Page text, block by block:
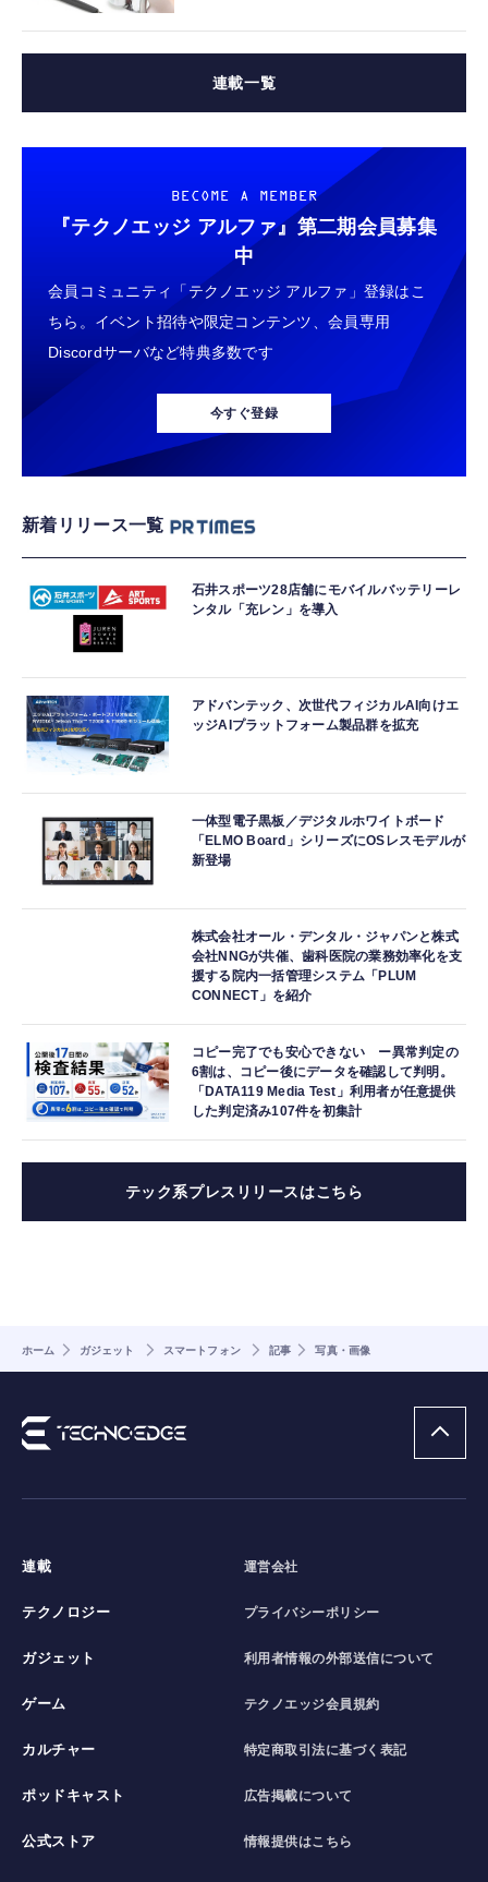
連載一覧
BECOME A MEMBER
『テクノエッジ アルファ』 第二期会員募集
中
会員コミュニティ「テクノエッジ アルファ」登録はこ
ちら。イベント招待や限定コンテンツ、会員専用
Discordサーバなど特典多数です
今すぐ登録
新着リリース一覧
石井スポーツ28店舗にモバイルバッテリーレ
ンタル「充レン」を導入
アドバンテック、次世代フィジカルAI向けエ
ッジAIプラットフォーム製品群を拡充
一体型電子黒板／デジタルホワイトボード
「ELMO Board」シリーズにOSレスモデルが
新登場
株式会社オール・デンタル・ジャパンと株式
会社NNGが共催、歯科医院の業務効率化を支
援する院内一括管理システム「PLUM
CONNECT」を紹介
コピー完了でも安心できない ー異常判定の
6割は、コピー後にデータを確認して判明。
「DATA119 Media Test」利用者が任意提供
した判定済み107件を初集計
テック系プレスリリースはこちら
ホーム ガジェット スマートフォン 記事 写真・画像
連載
テクノロジー
ガジェット
ゲーム
カルチャー
ポッドキャスト
公式ストア
運営会社
プライバシーポリシー
利用者情報の外部送信について
テクノエッジ会員規約
特定商取引法に基づく表記
広告掲載について
情報提供はこちら